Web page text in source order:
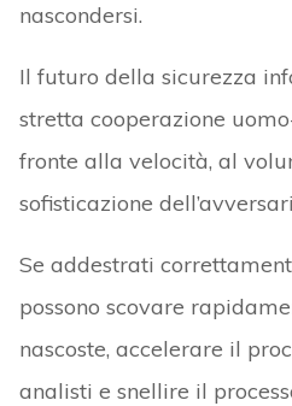
nascondersi.
Il futuro della sicurezza
stretta cooperazione
fronte alla velocità, al
sofisticazione
Se addestrati
possono scovare
nascoste, accelerare il
analisti e snellire il